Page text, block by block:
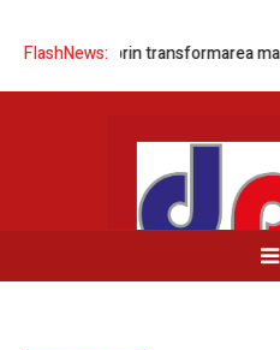
FlashNews:
prin transformarea